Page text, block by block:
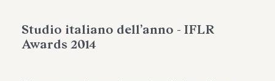
Studio italiano dell’anno - IFLR
Awards 2014